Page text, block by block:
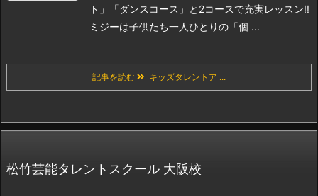
ト」「ダンスコース」と2コースで充実レッスン!!
ミジーは子供たち一人ひとりの「個 ...
記事を読む キッズタレントア ...
松竹芸能タレントスクール 大阪校